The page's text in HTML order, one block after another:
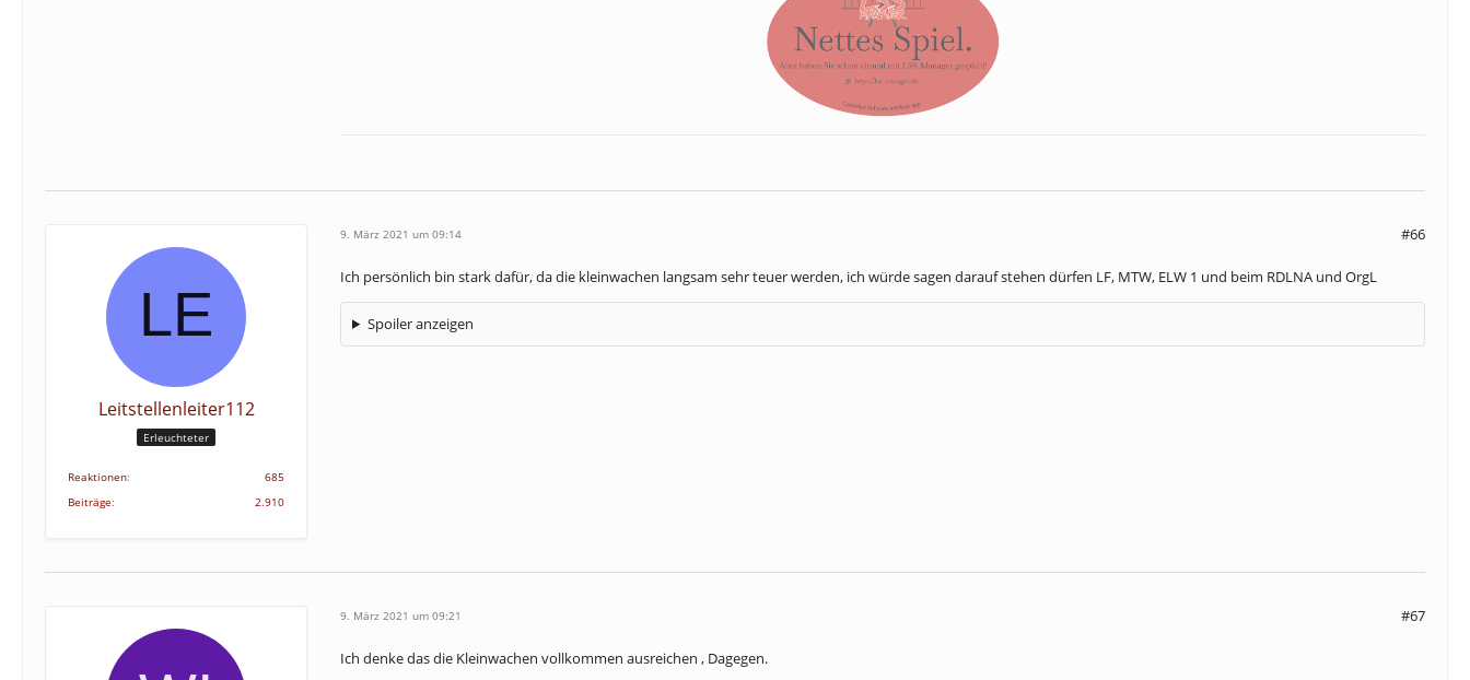
Leitstellenleiter112
Erleuchteter
Reaktionen
685
Beiträge
2.910
9. März 2021 um 09:14 #66
Ich persönlich bin stark dafür, da die kleinwachen langsam sehr teuer werden, ich würde sagen darauf stehen dürfen LF, MTW, ELW 1 und beim RDLNA und OrgL
Spoiler anzeigen
9. März 2021 um 09:21 #67
Ich denke das die Kleinwachen vollkommen ausreichen , Dagegen.